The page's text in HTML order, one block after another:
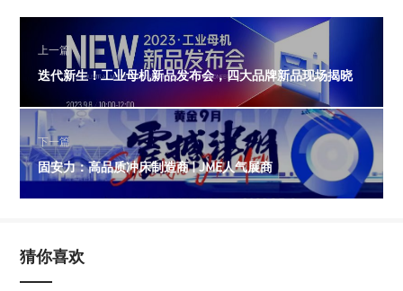
上一篇
迭代新生！工业母机新品发布会，四大品牌新品现场揭晓
下一篇
固安力：高品质冲床制造商 | JME人气展商
猜你喜欢